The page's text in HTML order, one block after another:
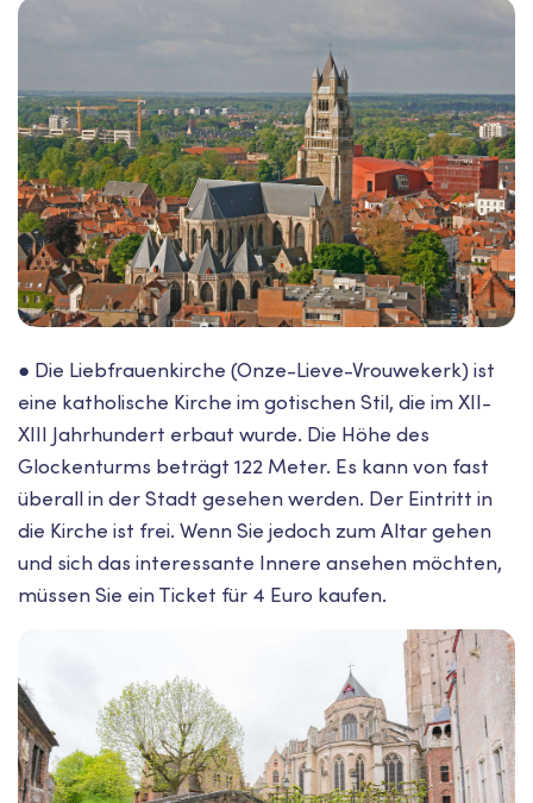
● Die Liebfrauenkirche (Onze-Lieve-Vrouwekerk) ist
eine katholische Kirche im gotischen Stil, die im XII-
XIII Jahrhundert erbaut wurde. Die Höhe des
Glockenturms beträgt 122 Meter. Es kann von fast
überall in der Stadt gesehen werden. Der Eintritt in
die Kirche ist frei. Wenn Sie jedoch zum Altar gehen
und sich das interessante Innere ansehen möchten,
müssen Sie ein Ticket für 4 Euro kaufen.